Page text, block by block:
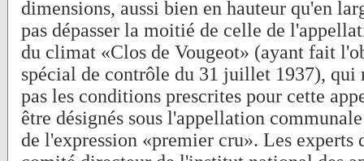
dimensions, aussi bien en hauteur qu'en
pas dépasser la moitié de celle de
du climat «Clos de Vougeot» (ayant fait
spécial de contrôle du 31 juillet 1937), qui
pas les conditions prescrites pour cette
être désignés sous l'appellation
de l'expression «premier cru». Les experts